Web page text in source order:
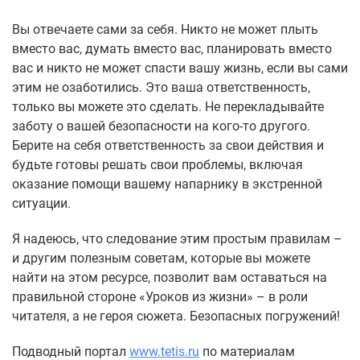
Вы отвечаете сами за себя. Никто не может плыть
вместо вас, думать вместо вас, планировать вместо
вас и никто не может спасти вашу жизнь, если вы сами
этим не озаботились. Это ваша ответственность,
только вы можете это сделать. Не перекладывайте
заботу о вашей безопасности на кого-то другого.
Берите на себя ответственность за свои действия и
будьте готовы решать свои проблемы, включая
оказание помощи вашему напарнику в экстренной
ситуации.
Я надеюсь, что следование этим простым правилам –
и другим полезным советам, которые вы можете
найти на этом ресурсе, позволит вам оставаться на
правильной стороне «Уроков из жизни» – в роли
читателя, а не героя сюжета. Безопасных погружений!
Подводный портал www.tetis.ru по материалам